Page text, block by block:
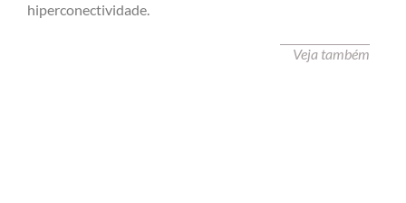
hiperconectividade.
Veja também